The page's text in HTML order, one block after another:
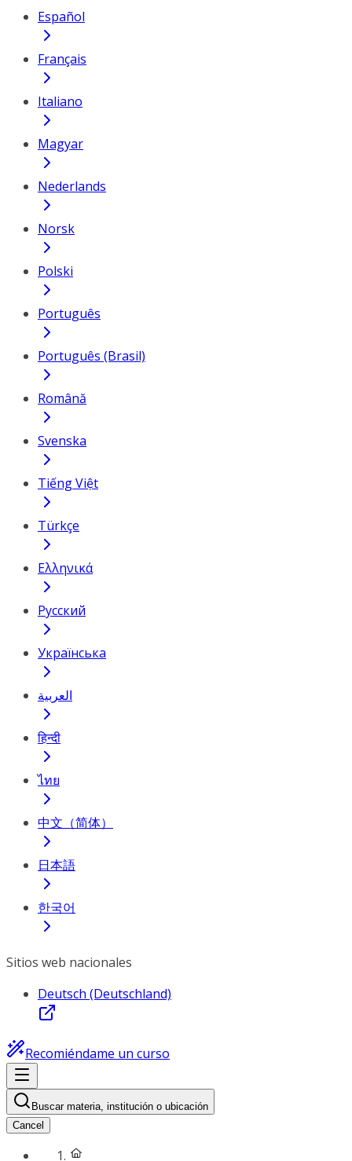
Español
Français
Italiano
Magyar
Nederlands
Norsk
Polski
Português
Português (Brasil)
Română
Svenska
Tiếng Việt
Türkçe
Ελληνικά
Русский
Українська
العربية
हिन्दी
ไทย
中文（简体）
日本語
한국어
Sitios web nacionales
Deutsch (Deutschland)
Recomiéndame un curso
Buscar materia, institución o ubicación
Cancel